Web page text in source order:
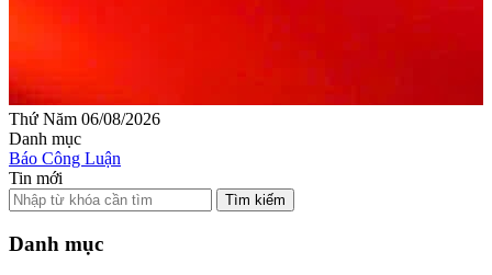
Thứ Năm 06/08/2026
Danh mục
Báo Công Luận
Tin mới
Tìm kiếm
Danh mục